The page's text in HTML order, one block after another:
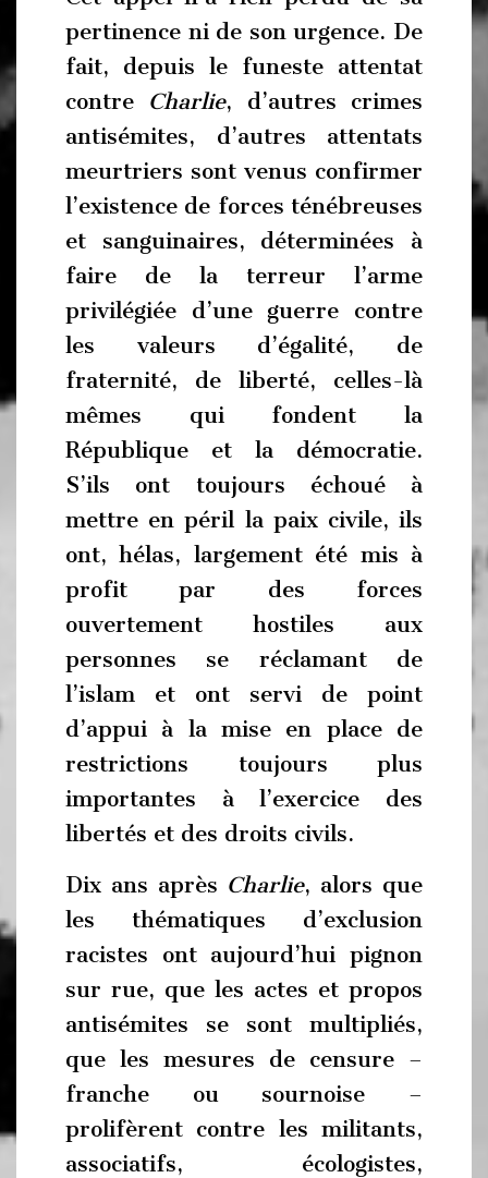
pertinence ni de son urgence. De
fait, depuis le funeste attentat
contre Charlie, d’autres crimes
antisémites, d’autres attentats
meurtriers sont venus confirmer
l’existence de forces ténébreuses
et sanguinaires, déterminées à
faire de la terreur l’arme
privilégiée d’une guerre contre
les valeurs d’égalité, de
fraternité, de liberté, celles-là
mêmes qui fondent la
République et la démocratie.
S’ils ont toujours échoué à
mettre en péril la paix civile, ils
ont, hélas, largement été mis à
profit par des forces
ouvertement hostiles aux
personnes se réclamant de
l’islam et ont servi de point
d’appui à la mise en place de
restrictions toujours plus
importantes à l’exercice des
libertés et des droits civils.
Dix ans après Charlie, alors que
les thématiques d’exclusion
racistes ont aujourd’hui pignon
sur rue, que les actes et propos
antisémites se sont multipliés,
que les mesures de censure –
franche ou sournoise –
prolifèrent contre les militants,
associatifs, écologistes,